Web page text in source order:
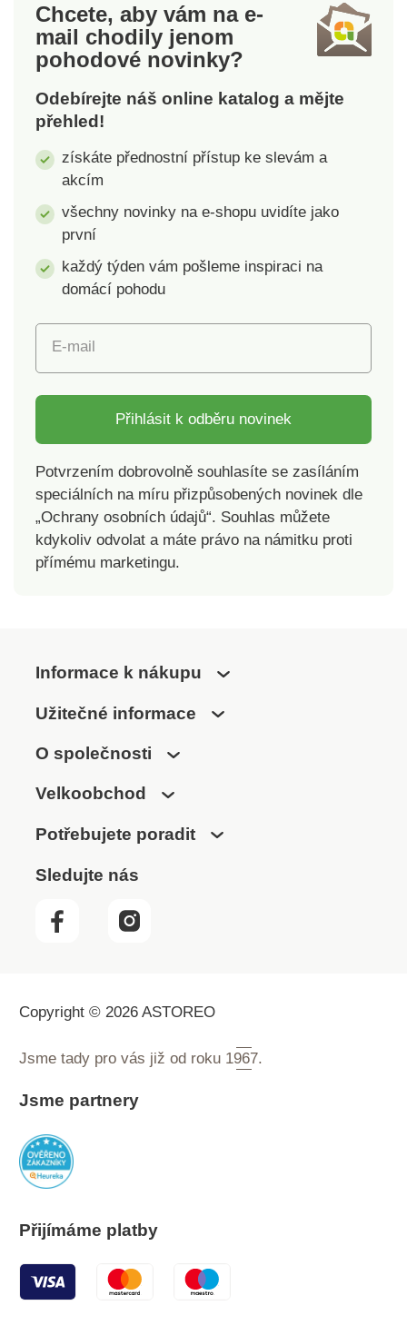
stranách zajímavé
prošívání. Před prvním
použitím ošetřete
přípravkem pro
voděodolnost,
pravidelně opakujte.
Chcete, aby vám na e-
mail chodily jenom
pohodové novinky?
Odebírejte náš online katalog a mějte
přehled!
získáte přednostní přístup ke slevám a
akcím
všechny novinky na e-shopu uvidíte jako
první
každý týden vám pošleme inspiraci na
domácí pohodu
E-mail
Přihlásit k odběru novinek
Potvrzením dobrovolně souhlasíte se zasíláním
speciálních na míru přizpůsobených novinek dle
„Ochrany osobních údajů“. Souhlas můžete
kdykoliv odvolat a máte právo na námitku proti
přímému marketingu.
Informace k nákupu
Užitečné informace
O společnosti
Velkoobchod
Potřebujete poradit
Sledujte nás
Copyright © 2026 ASTOREO
Jsme tady pro vás již od roku 1967.
Jsme partnery
Přijímáme platby